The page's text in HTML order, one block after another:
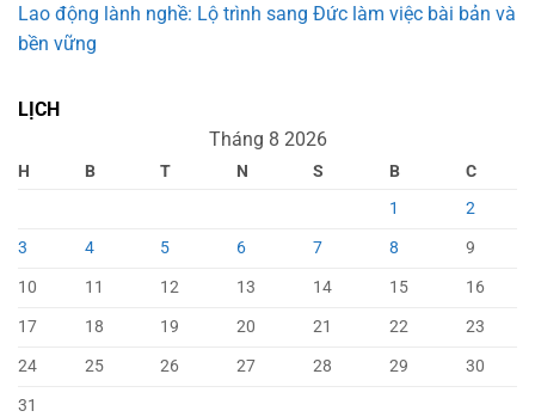
Lao động lành nghề: Lộ trình sang Đức làm việc bài bản và
bền vững
LỊCH
Tháng 8 2026
H B T N S B
C
1
2
3
4 5 6 7 8
9
10
11 12 13 14 15
16
17
18 19 20 21 22
23
24
25 26 27 28 29
30
31